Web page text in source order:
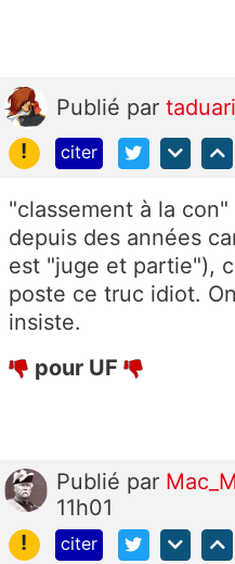
Publié par
!
citer
"classement à la con"
depuis des années
est "juge et partie"),
poste ce truc idiot.
insiste.
pour UF
Publié par
11h01
!
citer